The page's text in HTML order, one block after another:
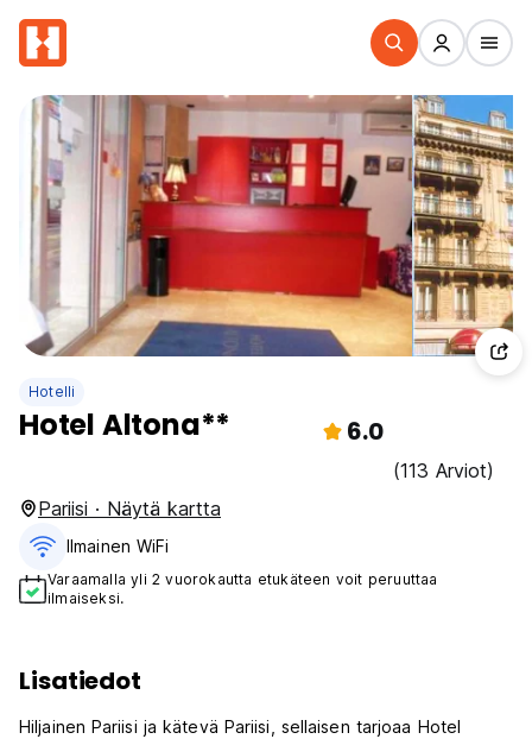
Hotelli
Hotel Altona** 6.0
(113 Arviot)
Pariisi · Näytä kartta
Ilmainen WiFi
Varaamalla yli 2 vuorokautta etukäteen voit peruuttaa
ilmaiseksi.
Lisatiedot
Hiljainen Pariisi ja kätevä Pariisi, sellaisen tarjoaa Hotel